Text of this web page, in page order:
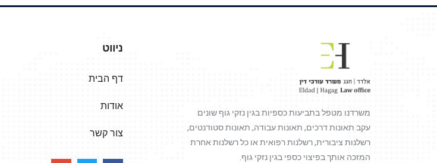
משרדנו מטפל בתביעות כספיות בגין נזקי גוף שונים
עקב תאונות דרכים, תאונות עבודה, תאונות סטודנטים,
רשלנות ציבורית, רשלנות רפואית או כל רשלנות אחרת
המזכה אותך בפיצוי כספי בגין נזקי גוף.
ניווט
דף הבית
אודות
צור קשר